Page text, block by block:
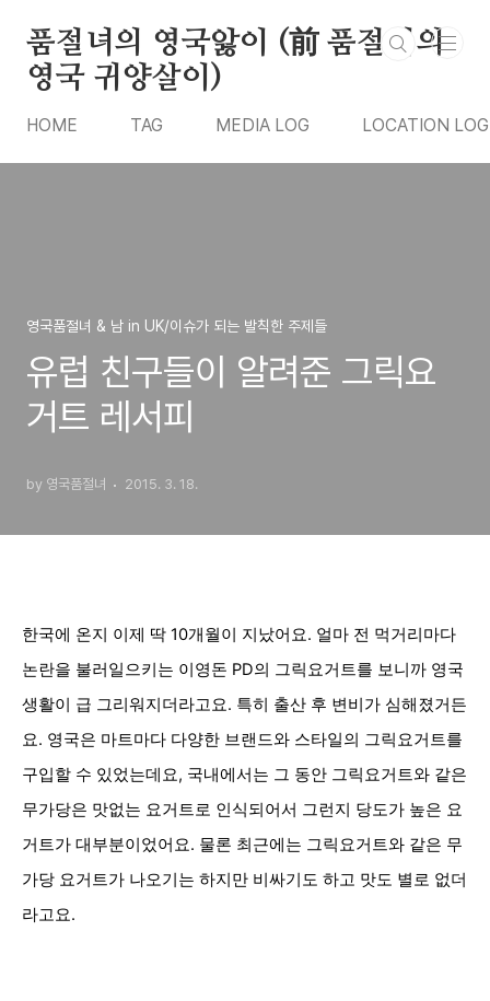
품절녀의 영국앓이 (前 품절녀의
영국 귀양살이)
HOME TAG MEDIA LOG LOCATION LOG
영국품절녀 & 남 in UK/이슈가 되는 발칙한 주제들
유럽 친구들이 알려준 그릭요
거트 레서피
by 영국품절녀 2015. 3. 18.
한국에 온지 이제 딱 10개월이 지났어요. 얼마 전 먹거리마다
논란을 불러일으키는 이영돈 PD의 그릭요거트를 보니까 영국
생활이 급 그리워지더라고요. 특히 출산 후 변비가 심해졌거든
요. 영국은 마트마다 다양한 브랜드와 스타일의 그릭요거트를
구입할 수 있었는데요, 국내에서는 그 동안 그릭요거트와 같은
무가당은 맛없는 요거트로 인식되어서 그런지 당도가 높은 요
거트가 대부분이었어요. 물론 최근에는 그릭요거트와 같은 무
가당 요거트가 나오기는 하지만 비싸기도 하고 맛도 별로 없더
라고요.